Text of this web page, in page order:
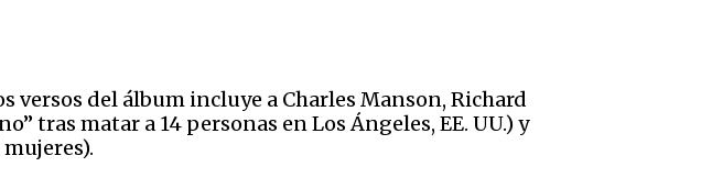
versos del álbum incluye a Charles Manson, Richard
tras matar a 14 personas en Los Ángeles, EE. UU.) y